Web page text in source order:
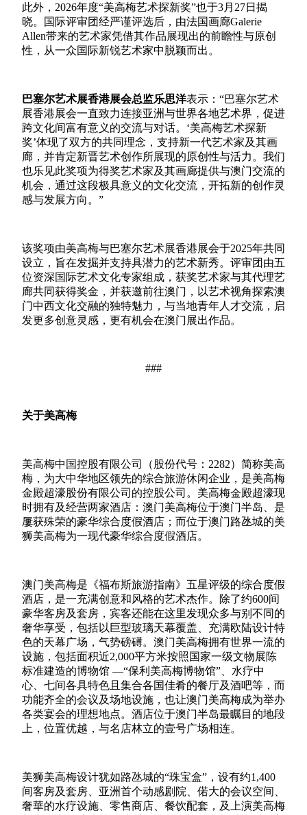
此外， 2026年度“美高梅艺术探新奖”也于3月 27日揭
晓。国际评审团经严谨评选后，由法国画廊Galerie
Allen带来的艺术家凭借其作品展现出的前瞻性与原创
性，从一众国际新锐艺术家中脱颖而出。
巴塞尔艺术展香港展会总监乐思洋表示：“巴塞尔艺术
展香港展会一直致力连接亚洲与世界各地艺术界，促进
跨文化间富有意义的交流与对话。‘美高梅艺术探新
奖’体现了双方的共同理念，支持新一代艺术家及其画
廊，并肯定新晋艺术创作所展现的原创性与活力。我们
也乐见此奖项为得奖艺术家及其画廊提供与澳门交流的
机会，通过这段极具意义的文化交流，开拓新的创作灵
感与发展方向。”
该奖项由美高梅与巴塞尔艺术展香港展会于2025年共同
设立，旨在发掘并支持具潜力的艺术新秀。评审团由五
位资深国际艺术文化专家组成，获奖艺术家与其代理艺
廊共同获得奖金，并获邀前往澳门，以艺术视角探索澳
门中西文化交融的独特魅力，与当地青年人才交流，启
发更多创意灵感，更有机会在澳门展出作品。
###
关于美高梅
美高梅中国控股有限公司（股份代号： 2282）简称美高
梅，为大中华地区领先的综合旅游休闲企业，是美高梅
金殿超濠股份有限公司的控股公司。美高梅金殿超濠现
时拥有及经营两家酒店：澳门美高梅位于澳门半岛、是
屢获殊荣的豪华综合度假酒店；而位于澳门路氹城的美
狮美高梅为一现代豪华综合度假酒店。
澳门美高梅是 《福布斯旅游指南》五星评级的综合度假
酒店，是一充满创意和风格的艺术杰作。除了约600间
豪华客房及套房，宾客还能在这里发现众多与别不同的
奢华享受，包括以巨型玻璃天幕覆盖、充满欧陆设计特
色的天幕广场，气势磅礡。澳门美高梅拥有世界一流的
设施，包括面积近2,000平方米按照国家一级文物展陈
标准建造的博物馆 —“保利美高梅博物馆”、水疗中
心、七间各具特色且集合各国佳肴的餐厅及酒吧等，而
功能齐全的会议及场地设施，也让澳门美高梅成为举办
各类宴会的理想地点。酒店位于澳门半岛最瞩目的地段
上，位置优越，与名店林立的壹号广场相连。
美狮美高梅设计犹如路氹城的“珠宝盒”，设有约1,400
间客房及套房、亚洲首个动感剧院、偌大的会议空间、
奢華的水疗设施、零售商店、餐饮配套，及上演美高梅